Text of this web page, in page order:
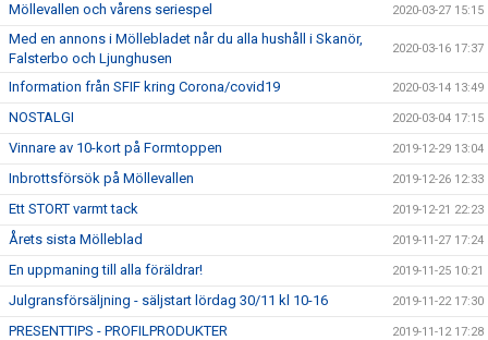
Möllevallen och vårens seriespel 2020-03-27 15:15
Med en annons i Möllebladet når du alla hushåll i Skanör,
Falsterbo och Ljunghusen
2020-03-16 17:37
Information från SFIF kring Corona/covid19 2020-03-14 13:49
NOSTALGI 2020-03-04 17:15
Vinnare av 10-kort på Formtoppen 2019-12-29 13:04
Inbrottsförsök på Möllevallen 2019-12-26 12:33
Ett STORT varmt tack 2019-12-21 22:23
Årets sista Mölleblad 2019-11-27 17:24
En uppmaning till alla föräldrar! 2019-11-25 10:21
Julgransförsäljning - säljstart lördag 30/11 kl 10-16 2019-11-22 17:30
PRESENTTIPS - PROFILPRODUKTER 2019-11-12 17:28